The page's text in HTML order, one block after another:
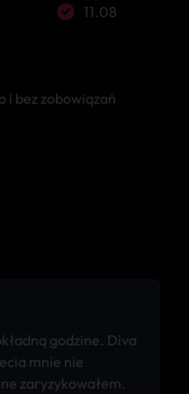
11.08
i bez zobowiązań
godzine. Diva
mnie nie
zaryzykowałem.